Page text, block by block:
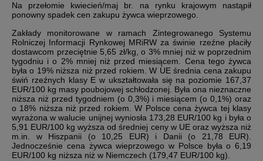
Na przełomie kwiecień/maj br. na rynku krajowym nastąpił
ponowny spadek cen zakupu żywca wieprzowego.
Zakłady monitorowane w ramach Zintegrowanego Systemu
Rolniczej Informacji Rynkowej MRiRW za świnie rzeźne płaciły
dostawcom przeciętnie 5,65 zł/kg, o 3% mniej niż w poprzednim
tygodniu i o 2% mniej niż przed miesiącem. Cena tego żywca
była o 19% niższa niż przed rokiem. W UE średnia cena zakupu
świń rzeźnych klasy E w ukształtowała się na poziomie 167,37
EUR/100 kg masy poubojowej schłodzonej. Była ona nieznaczne
niższa niż przed tygodniem (o 0,3%) i miesiącem (o 0,1%) oraz
o 18% niższa niż przed rokiem. W Polsce cena żywca tej klasy
wyrażona w walucie unijnej wyniosła 173,28 EUR/100 kg i była o
5,91 EUR/100 kg wyższa od średniej ceny w UE oraz wyższa niż
m.in. w Hiszpanii (o 10,25 EUR) i Danii (o 21,78 EUR).
Jednocześnie cena żywca wieprzowego w Polsce była o 6,19
EUR/100 kg niższa niż w Niemczech (179,47 EUR/100 kg).